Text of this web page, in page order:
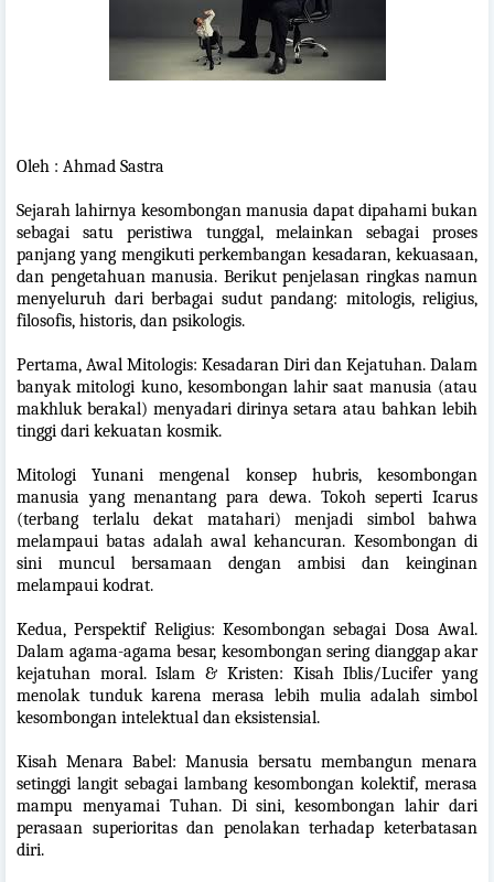
Oleh : Ahmad Sastra
Sejarah lahirnya kesombongan manusia dapat dipahami bukan
sebagai satu peristiwa tunggal, melainkan sebagai proses
panjang yang mengikuti perkembangan kesadaran, kekuasaan,
dan pengetahuan manusia. Berikut penjelasan ringkas namun
menyeluruh dari berbagai sudut pandang: mitologis, religius,
filosofis, historis, dan psikologis.
Pertama, Awal Mitologis: Kesadaran Diri dan Kejatuhan. Dalam
banyak mitologi kuno, kesombongan lahir saat manusia (atau
makhluk berakal) menyadari dirinya setara atau bahkan lebih
tinggi dari kekuatan kosmik.
Mitologi Yunani mengenal konsep hubris, kesombongan
manusia yang menantang para dewa. Tokoh seperti Icarus
(terbang terlalu dekat matahari) menjadi simbol bahwa
melampaui batas adalah awal kehancuran. Kesombongan di
sini muncul bersamaan dengan ambisi dan keinginan
melampaui kodrat.
Kedua, Perspektif Religius: Kesombongan sebagai Dosa Awal.
Dalam agama-agama besar, kesombongan sering dianggap akar
kejatuhan moral. Islam & Kristen: Kisah Iblis/Lucifer yang
menolak tunduk karena merasa lebih mulia adalah simbol
kesombongan intelektual dan eksistensial.
Kisah Menara Babel: Manusia bersatu membangun menara
setinggi langit sebagai lambang kesombongan kolektif, merasa
mampu menyamai Tuhan. Di sini, kesombongan lahir dari
perasaan superioritas dan penolakan terhadap keterbatasan
diri.